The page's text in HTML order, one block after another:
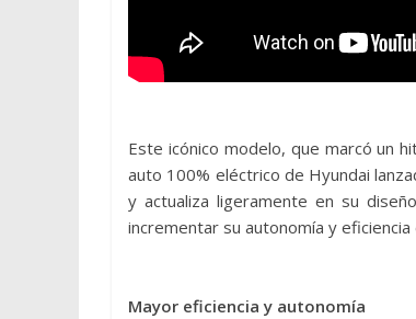
Este icónico modelo, que marcó un
auto 100% eléctrico de Hyundai
y actualiza ligeramente en su
incrementar su autonomía y eficiencia
Mayor eficiencia y autonomía